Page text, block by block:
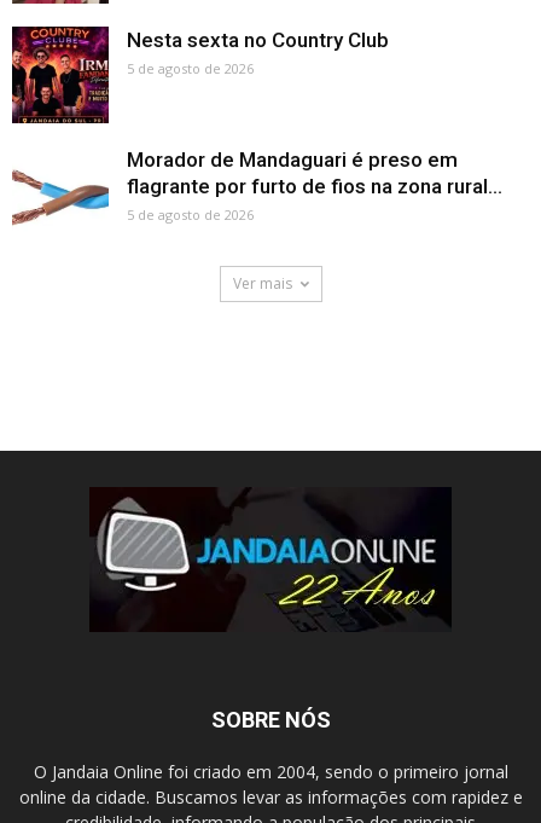
Nesta sexta no Country Club
5 de agosto de 2026
Morador de Mandaguari é preso em
flagrante por furto de fios na zona rural...
5 de agosto de 2026
Ver mais
SOBRE NÓS
O Jandaia Online foi criado em 2004, sendo o primeiro jornal
online da cidade. Buscamos levar as informações com rapidez e